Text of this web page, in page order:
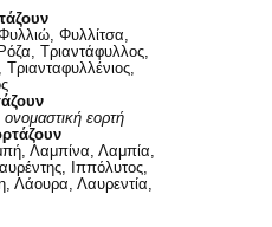
Φυλλίτσα,
Τριαντάφυλλος,
εορτή
Λαμπίνα, Λαμπία,
Ιππόλυτος,
Λάουρα, Λαυρεντία,